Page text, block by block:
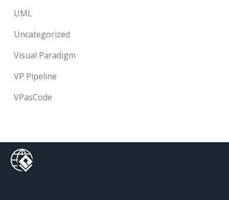
UML
Uncategorized
Visual Paradigm
VP Pipeline
VPasCode